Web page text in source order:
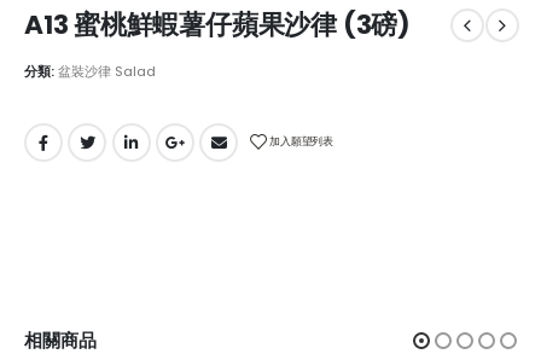
A13 蜜桃鮮蝦薯仔蘋果沙律 (3磅)
分類:盆裝沙律 Salad
加入願望列表
相關商品